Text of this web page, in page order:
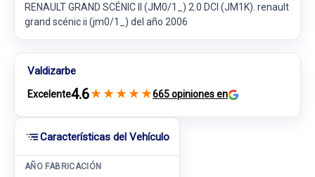
Características del Vehículo
AÑO FABRICACIÓN
RENAULT GRAND SCÉNIC II (JM0/1_) 2.0 DCI (JM1K). renault
grand scénic ii (jm0/1_) del año 2006
Valdizarbe
Excelente4.6★ ★ ★ ★ ★665 opiniones en